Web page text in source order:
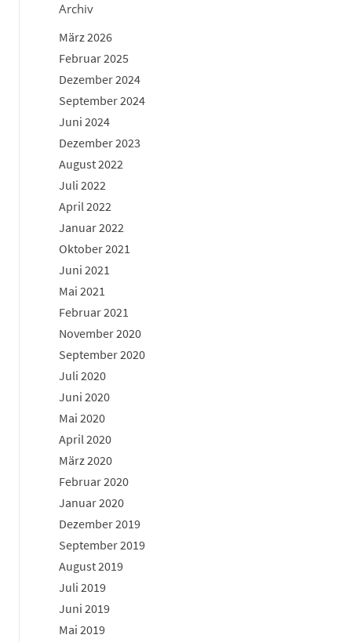
Archiv
März 2026
Februar 2025
Dezember 2024
September 2024
Juni 2024
Dezember 2023
August 2022
Juli 2022
April 2022
Januar 2022
Oktober 2021
Juni 2021
Mai 2021
Februar 2021
November 2020
September 2020
Juli 2020
Juni 2020
Mai 2020
April 2020
März 2020
Februar 2020
Januar 2020
Dezember 2019
September 2019
August 2019
Juli 2019
Juni 2019
Mai 2019